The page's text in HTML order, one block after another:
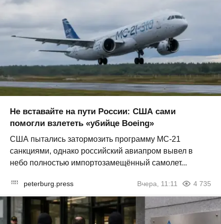
Не вставайте на пути России: США сами
помогли взлететь «убийце Boeing»
США пытались затормозить программу МС-21
санкциями, однако российский авиапром вывел в
небо полностью импортозамещённый самолет...
peterburg.press Вчера, 11:11 4 735